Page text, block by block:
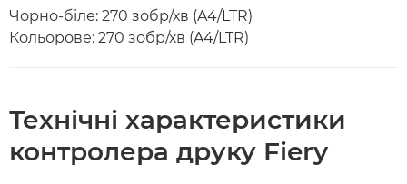
Чорно-біле: 270 зобр/хв (A4/LTR)
Кольорове: 270 зобр/хв (A4/LTR)
Технічні характеристики
контролера друку Fiery